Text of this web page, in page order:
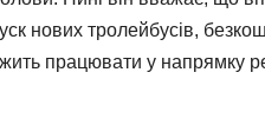
нових тролейбусів,
працювати у напрямку